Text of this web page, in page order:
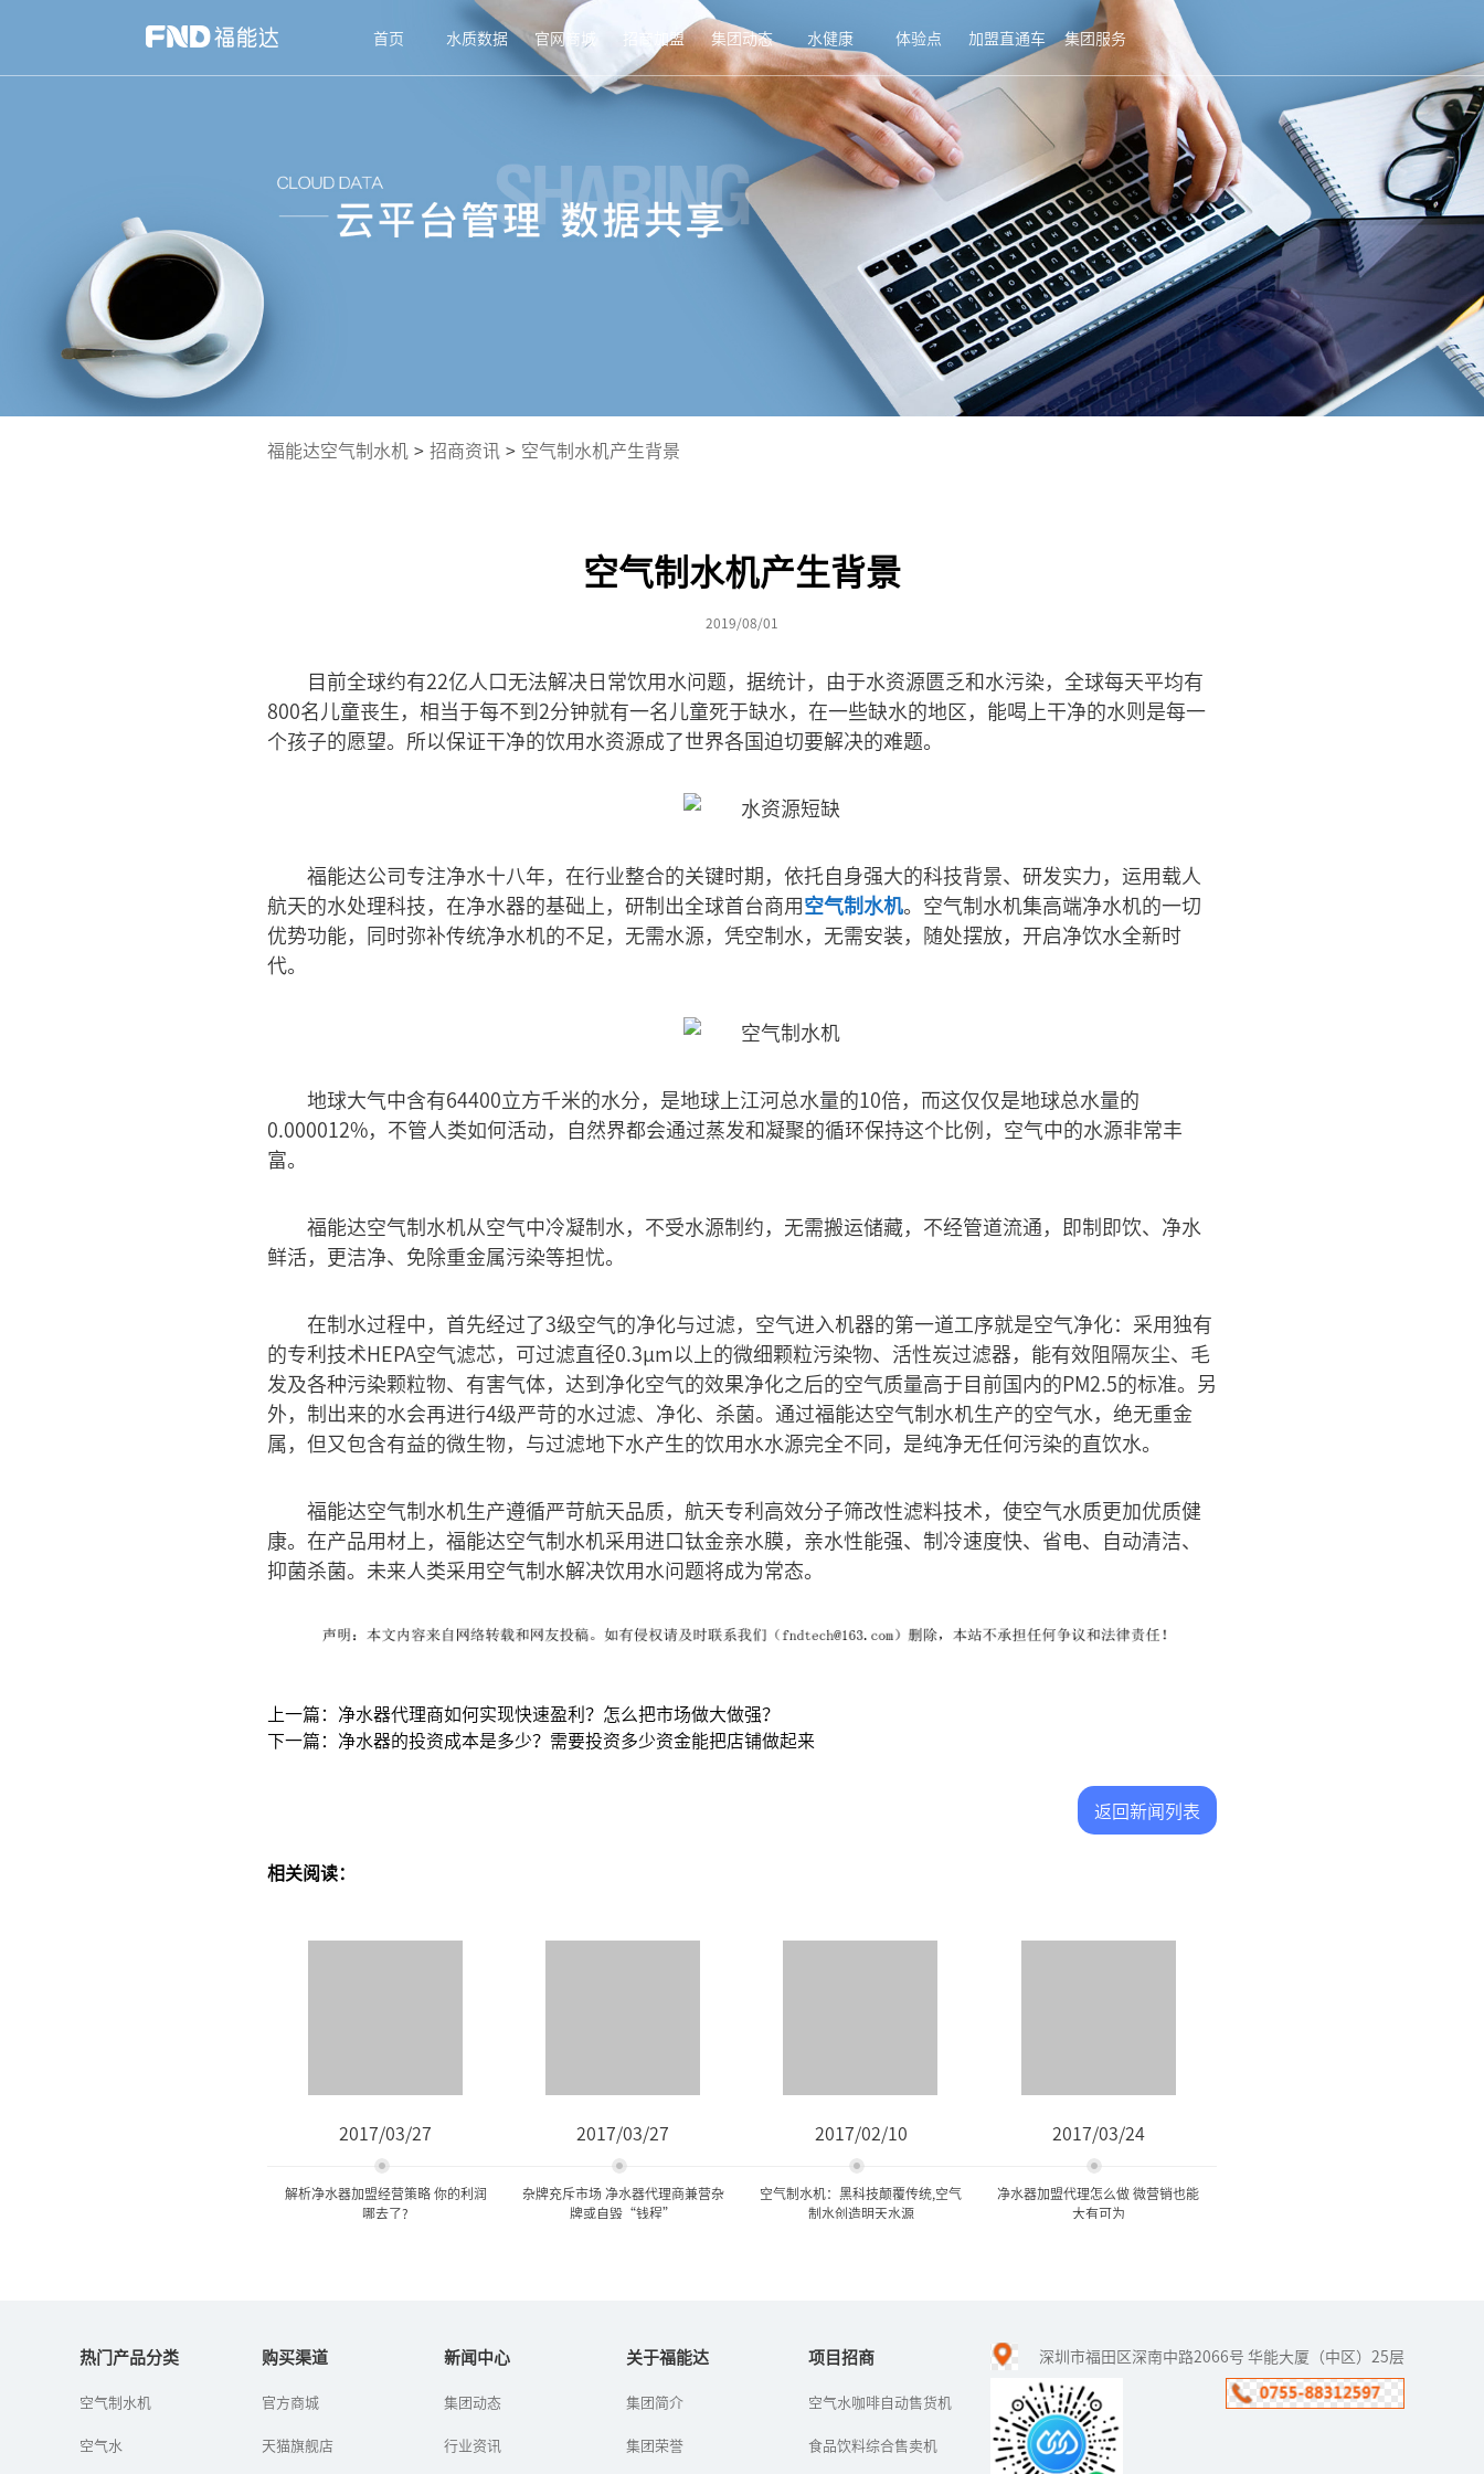
首页 水质数据 官网商城 招商加盟 集团动态 水健康 体验点 加盟直通车 集团服务
福能达空气制水机 > 招商资讯 > 空气制水机产生背景
空气制水机产生背景
2019/08/01
目前全球约有22亿人口无法解决日常饮用水问题，据统计，由于水资源匮乏和水污染，全球每天平均有
800名儿童丧生，相当于每不到2分钟就有一名儿童死于缺水，在一些缺水的地区，能喝上干净的水则是每一
个孩子的愿望。所以保证干净的饮用水资源成了世界各国迫切要解决的难题。
福能达公司专注净水十八年，在行业整合的关键时期，依托自身强大的科技背景、研发实力，运用载人
航天的水处理科技，在净水器的基础上，研制出全球首台商用空气制水机。空气制水机集高端净水机的一切
优势功能，同时弥补传统净水机的不足，无需水源，凭空制水，无需安装，随处摆放，开启净饮水全新时
代。
地球大气中含有64400立方千米的水分，是地球上江河总水量的10倍，而这仅仅是地球总水量的
0.000012%，不管人类如何活动，自然界都会通过蒸发和凝聚的循环保持这个比例，空气中的水源非常丰
富。
福能达空气制水机从空气中冷凝制水，不受水源制约，无需搬运储藏，不经管道流通，即制即饮、净水
鲜活，更洁净、免除重金属污染等担忧。
在制水过程中，首先经过了3级空气的净化与过滤，空气进入机器的第一道工序就是空气净化：采用独有
的专利技术HEPA空气滤芯，可过滤直径0.3μm以上的微细颗粒污染物、活性炭过滤器，能有效阻隔灰尘、毛
发及各种污染颗粒物、有害气体，达到净化空气的效果净化之后的空气质量高于目前国内的PM2.5的标准。另
外，制出来的水会再进行4级严苛的水过滤、净化、杀菌。通过福能达空气制水机生产的空气水，绝无重金
属，但又包含有益的微生物，与过滤地下水产生的饮用水水源完全不同，是纯净无任何污染的直饮水。
福能达空气制水机生产遵循严苛航天品质，航天专利高效分子筛改性滤料技术，使空气水质更加优质健
康。在产品用材上，福能达空气制水机采用进口钛金亲水膜，亲水性能强、制冷速度快、省电、自动清洁、
抑菌杀菌。未来人类采用空气制水解决饮用水问题将成为常态。
上一篇：净水器代理商如何实现快速盈利？怎么把市场做大做强？
下一篇：净水器的投资成本是多少？需要投资多少资金能把店铺做起来
返回新闻列表
相关阅读：
2017/03/27
解析净水器加盟经营策略 你的利润
哪去了?
净水器利润怎么样？净水
器加盟代理怎么做​？随着
2017/03/27
杂牌充斥市场 净水器代理商兼营杂
牌或自毁“钱程”
随着净水器行业进入品牌
器产品处于鱼龙混杂的局
2017/02/10
空气制水机：黑科技颠覆传统,空气
制水创造明天水源
空气制水机也叫空气造水
福能达空气与水科技发展
2017/03/24
净水器加盟代理怎么做 微营销也能
大有可为
当下，人人都有一部智能
手机，通过它可以轻松实
现上网、刷微博、玩微
信，迅速的填补了人们零
热门产品分类
空气制水机
空气水
购买渠道
官方商城
天猫旗舰店
新闻中心
集团动态
行业资讯
关于福能达
集团简介
集团荣誉
项目招商
空气水咖啡自动售货机
食品饮料综合售卖机
深圳市福田区深南中路2066号 华能大厦（中区）25层